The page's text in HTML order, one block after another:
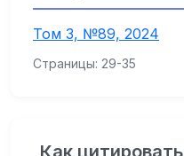
Том 3, №89, 2024
Страницы: 29-35
Как цитировать